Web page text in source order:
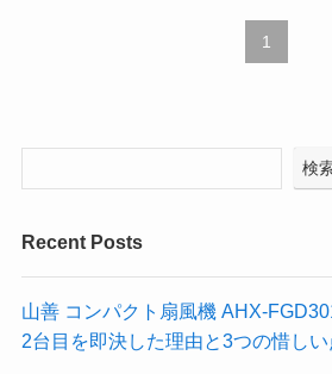
1
検
Recent Posts
山善 コンパクト扇風機 AHX-
2台目を即決した理由と3つの惜しい